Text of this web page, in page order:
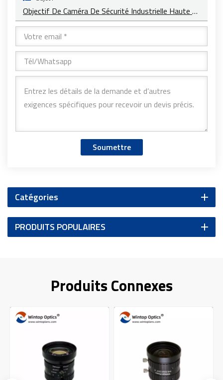
Objectif De Caméra De Sécurité Industrielle Haute Performance 1/1,8" 6-12 Mm De Longueur Focale YT-4872
Soumettre
Catégories
PRODUITS POPULAIRES
Produits Connexes